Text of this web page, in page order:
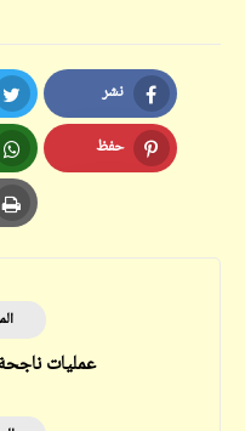
نشر
Facebook
حفظ
Pinterest
عمليات